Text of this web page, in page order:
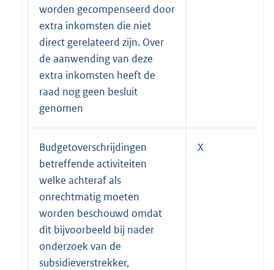
worden gecompenseerd door
extra inkomsten die niet
direct gerelateerd zijn. Over
de aanwending van deze
extra inkomsten heeft de
raad nog geen besluit
genomen
Budgetoverschrijdingen
betreffende activiteiten
welke achteraf als
onrechtmatig moeten
worden beschouwd omdat
dit bijvoorbeeld bij nader
onderzoek van de
subsidieverstrekker,
X